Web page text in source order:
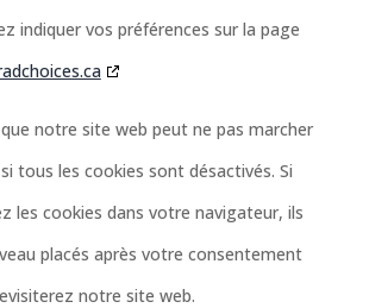
indiquer vos préférences sur la page
notre site web peut ne pas marcher
tous les cookies sont désactivés. Si
les cookies dans votre navigateur, ils
placés après votre consentement
notre site web.